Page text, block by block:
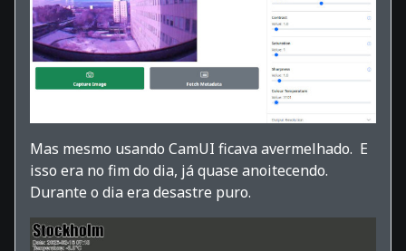
Mas mesmo usando CamUI ficava avermelhado. E
isso era no fim do dia, já quase anoitecendo.
Durante o dia era desastre puro.